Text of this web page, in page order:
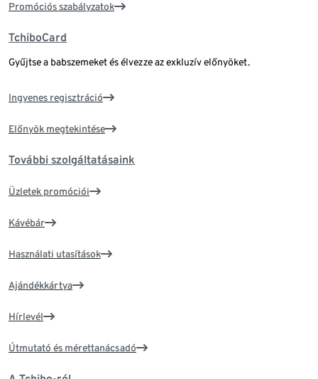
Promóciós szabályzatok
TchiboCard
Gyűjtse a babszemeket és élvezze az exkluzív előnyöket.
Ingyenes regisztráció
Előnyök megtekintése
További szolgáltatásaink
Üzletek promóciói
Kávébár
Használati utasítások
Ajándékkártya
Hírlevél
Útmutató és mérettanácsadó